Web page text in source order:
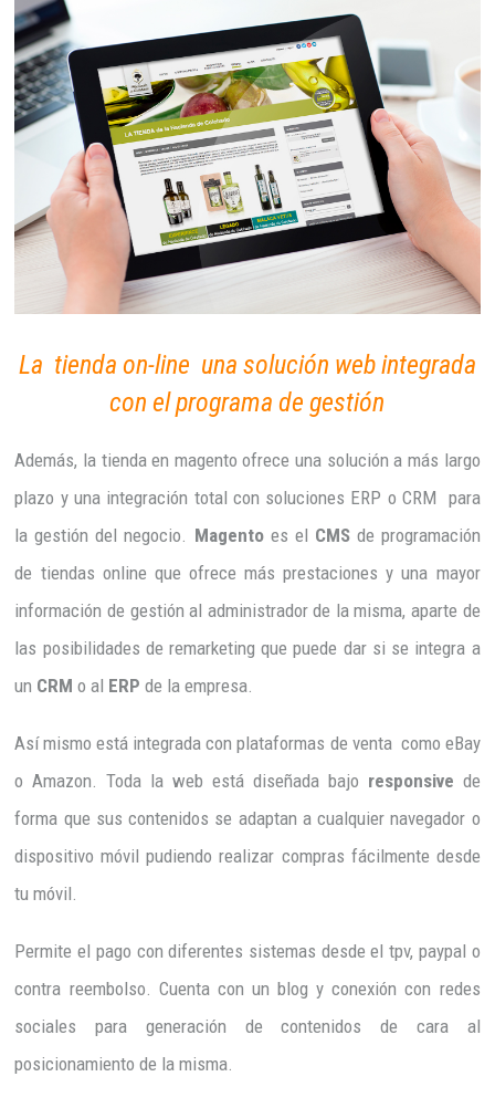
La tienda on-line una solución web integrada
con el programa de gestión
Además, la tienda en magento ofrece una solución a más largo
plazo y una integración total con soluciones ERP o CRM para
la gestión del negocio. Magentoes el CMSde programación
de tiendas online que ofrece más prestaciones y una mayor
información de gestión al administrador de la misma, aparte de
las posibilidades de remarketing que puede dar si se integra a
un CRM o al ERP de la empresa.
Así mismo está integrada con plataformas de venta como eBay
o Amazon. Toda la web está diseñada bajo responsive de
forma que sus contenidos se adaptan a cualquier navegador o
dispositivo móvil pudiendo realizar compras fácilmente desde
tu móvil.
Permite el pago con diferentes sistemas desde el tpv, paypal o
contra reembolso. Cuenta con un blog y conexión con redes
sociales para generación de contenidos de cara al
posicionamiento de la misma.